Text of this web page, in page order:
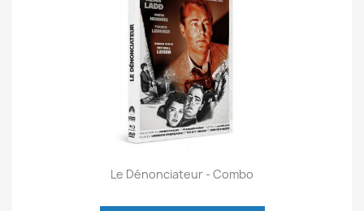
Le Dénonciateur - Combo